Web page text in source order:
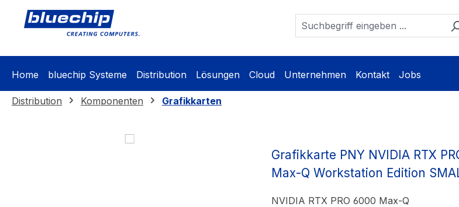
Zur Hauptnavigation springen
Home bluechip Systeme Distribution Lösungen Cloud Unternehmen Kontakt Jobs
Distribution Komponenten Grafikkarten
Bildergalerie überspringen
Grafikkarte PNY NVIDIA RTX
Max-Q Workstation Edition
NVIDIA RTX PRO 6000 Max-Q